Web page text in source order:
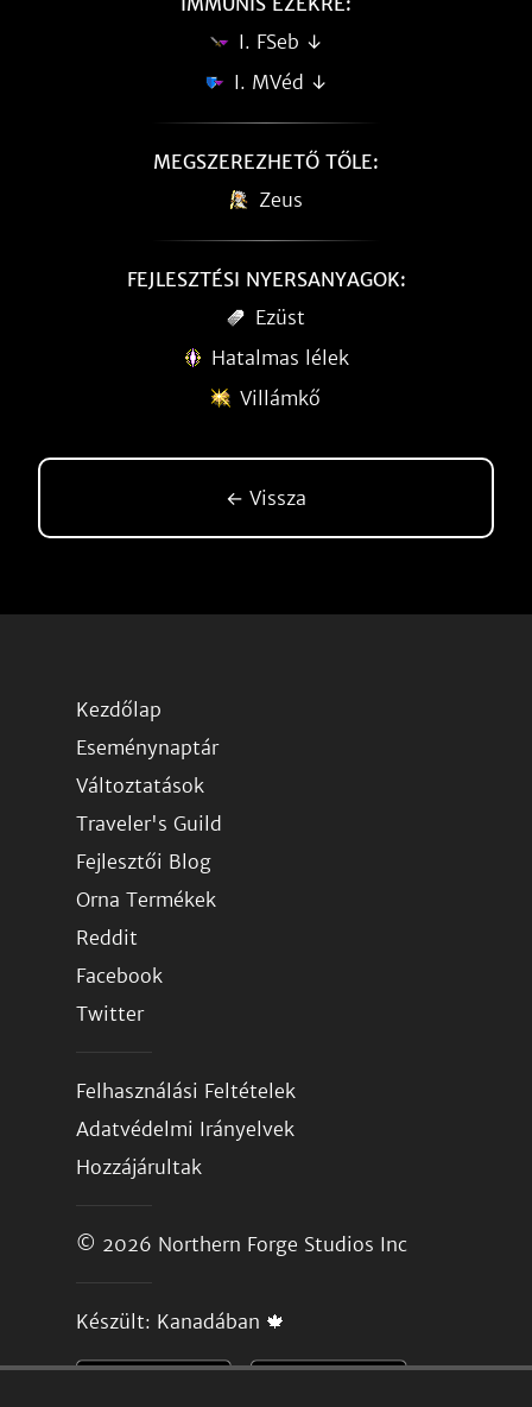
I. FSeb ↓
I. MVéd ↓
MEGSZEREZHETŐ TŐLE:
Zeus
FEJLESZTÉSI NYERSANYAGOK:
Ezüst
Hatalmas lélek
Villámkő
← Vissza
Kezdőlap
Eseménynaptár
Változtatások
Traveler's Guild
Fejlesztői Blog
Orna Termékek
Reddit
Facebook
Twitter
Felhasználási Feltételek
Adatvédelmi Irányelvek
Hozzájárultak
© 2026 Northern Forge Studios Inc
Készült: Kanadában 🍁